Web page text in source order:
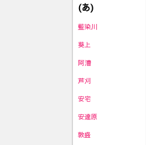
(あ)
藍染川
葵上
阿漕
芦刈
安宅
安達原
敦盛